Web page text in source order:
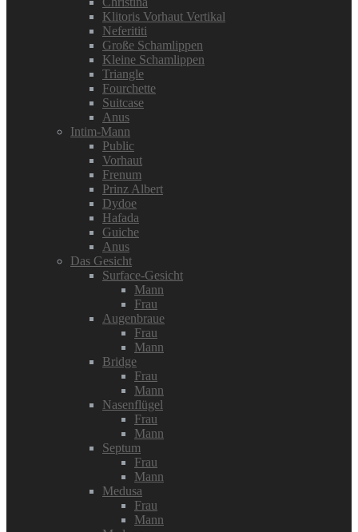
Klitoris Vorhaut Vertikal
Neferititi
Große Schamlippen
Kleine Schamlippen
Triangle
Fourchette
Suitcase
Anus
Intim-Mann
Public
Vorhaut
Frenum
Prinz Albert
Dydoe
Hafada
Guiche
Anus
Das Gesicht
Surface-Gesicht
Mann
Frau
Augenbraue
Frau
Mann
Bridge
Frau
Mann
Nasenflügel
Frau
Mann
Septum
Frau
Mann
Medusa
Frau
Mann